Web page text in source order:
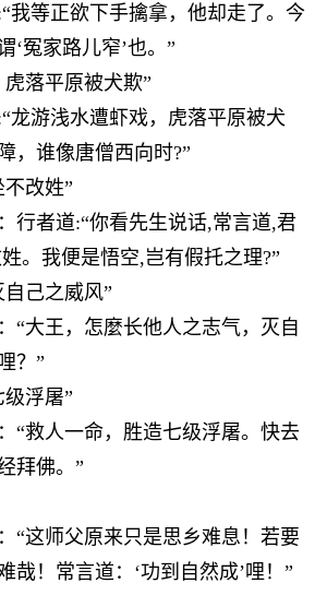
我等正欲下手擒拿，他却走了。今
‘冤家路儿窄’也。”
落平原被犬欺”
龙游浅水遭虾戏，虎落平原被犬
，谁像唐僧西向时?”
改姓”
行者道:“你看先生说话,常言道,君
。我便是悟空,岂有假托之理?”
己之威风”
“大王，怎麼长他人之志气，灭自
？”
浮屠”
“救人一命，胜造七级浮屠。快去
拜佛。”
“这师父原来只是思乡难息！若要
哉！常言道：‘功到自然成’哩！”